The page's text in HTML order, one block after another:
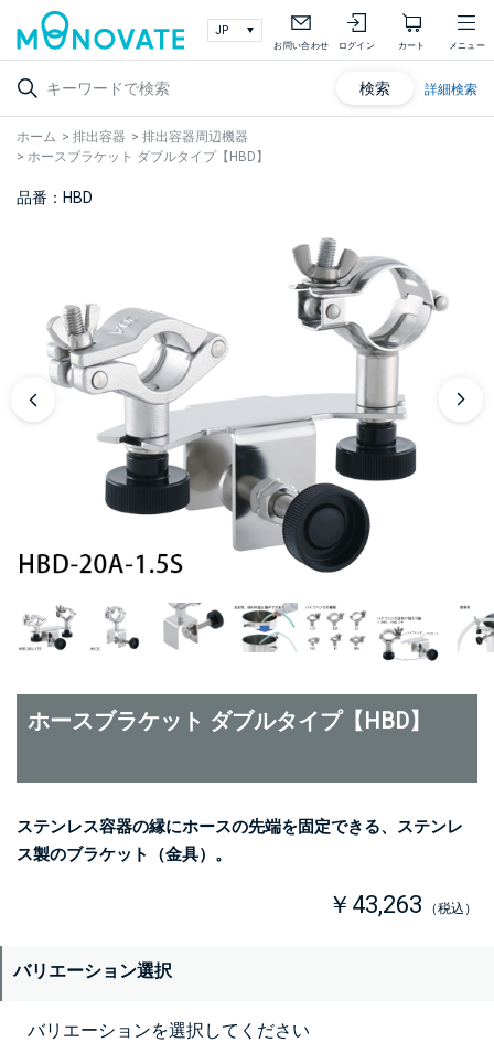
お問い合わせ ログイン カート メニュー
検索 詳細検索
ホーム > 排出容器 > 排出容器周辺機器
> ホースブラケット ダブルタイプ【HBD】
品番：HBD
ホースブラケット ダブルタイプ【HBD】
ステンレス容器の縁にホースの先端を固定できる、ステンレ
ス製のブラケット（金具）。
￥43,263 （税込）
バリエーション選択
バリエーションを選択してください